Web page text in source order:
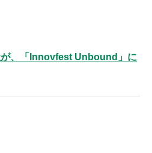
、「Innovfest Unbound」に